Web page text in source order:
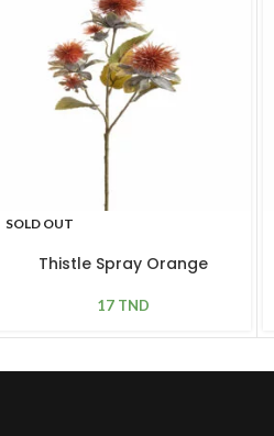
SOLD OUT
Thistle Spray Orange
17 TND